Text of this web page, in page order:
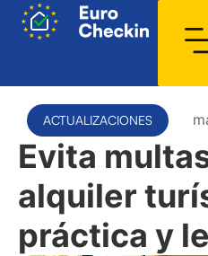
ACTUALIZACIONES
Evita
alquiler
práctica y